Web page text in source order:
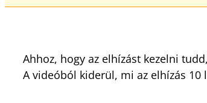
Ahhoz, hogy az elhízást kezelni
A videóból kiderül, mi az elhízás 10